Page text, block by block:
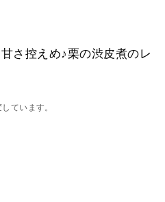
さ控えめ♪栗の渋皮煮のレ
ています。